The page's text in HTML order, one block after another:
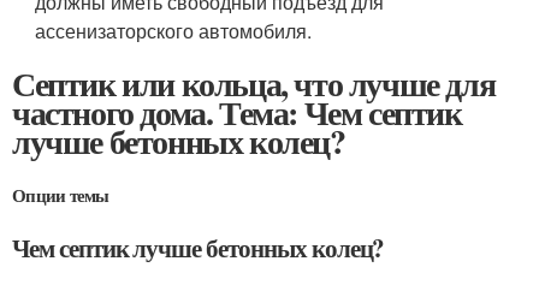
ассенизаторского автомобиля.
Септик или кольца, что лучше для
частного дома. Тема: Чем септик
лучше бетонных колец?
Опции темы
Чем септик лучше бетонных колец?